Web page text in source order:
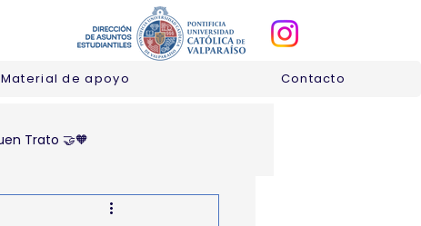
Material de apoyo Contacto
Trato 🤝🧡